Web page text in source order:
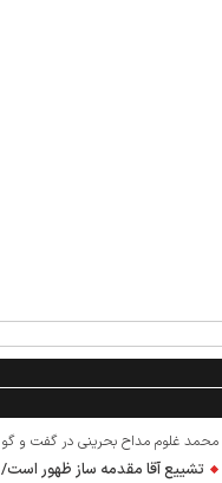
محمد غلوم مداح بحرینی در گفت و گو
تشییع آقا مقدمه ساز ظهور است/